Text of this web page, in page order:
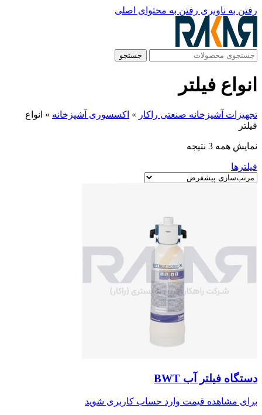
رفتن به ناوبری رفتن به محتوای اصلی
جستجو
انواع فیلتر
تجهیزات آشپزخانه صنعتی راکار » اکسسوری آشپزخانه » انواع
فیلتر
نمایش همه 3 نتیجه
فیلترها
دستگاه فیلتر آب BWT
برای مشاهده قیمت وارد حساب کاربری شوید